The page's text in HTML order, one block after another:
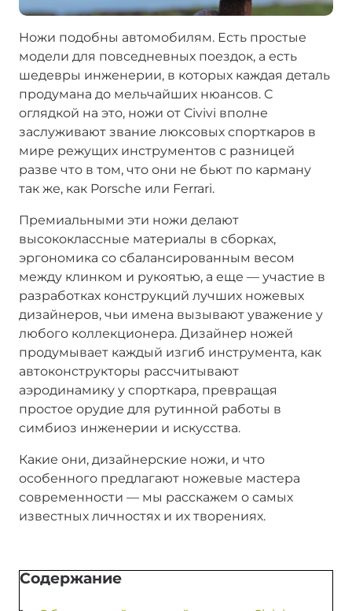
Ножи подобны автомобилям. Есть простые
модели для повседневных поездок, а есть
шедевры инженерии, в которых каждая деталь
продумана до мельчайших нюансов. С
оглядкой на это, ножи от Civivi вполне
заслуживают звание люксовых спорткаров в
мире режущих инструментов с разницей
разве что в том, что они не бьют по карману
так же, как Porsche или Ferrari.
Премиальными эти ножи делают
высококлассные материалы в сборках,
эргономика со сбалансированным весом
между клинком и рукоятью, а еще — участие в
разработках конструкций лучших ножевых
дизайнеров, чьи имена вызывают уважение у
любого коллекционера. Дизайнер ножей
продумывает каждый изгиб инструмента, как
автоконструкторы рассчитывают
аэродинамику у спорткара, превращая
простое орудие для рутинной работы в
симбиоз инженерии и искусства.
Какие они, дизайнерские ножи, и что
особенного предлагают ножевые мастера
современности — мы расскажем о самых
известных личностях и их творениях.
Содержание